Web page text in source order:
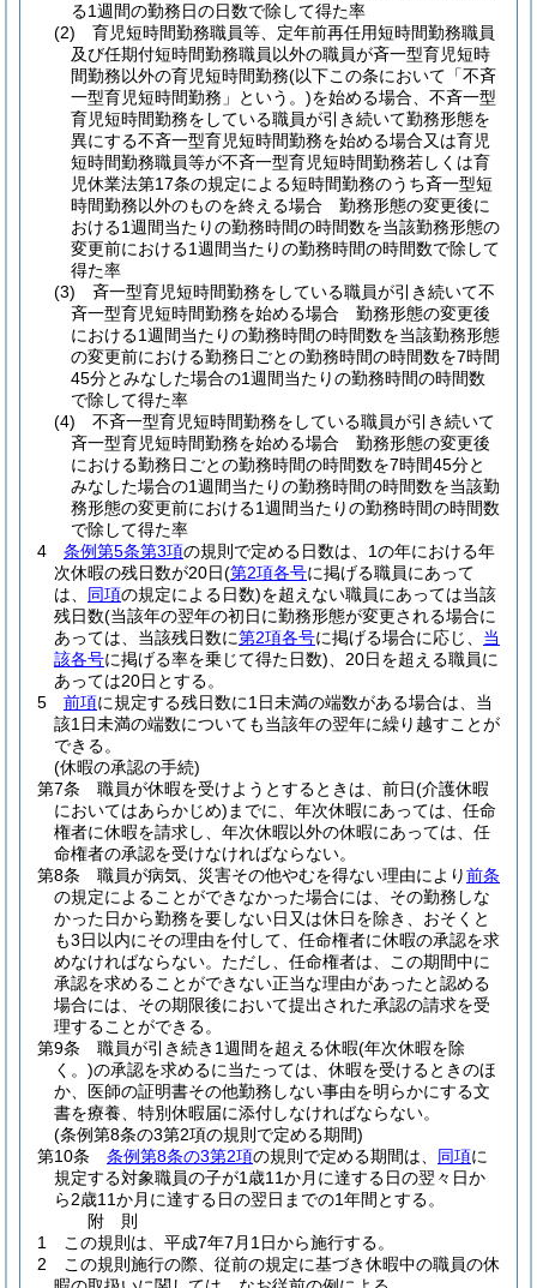
る1週間の勤務日の日数で除して得た率
(2)
育児短時間勤務職員等、定年前再任用短時間勤務職員
及び任期付短時間勤務職員以外の職員が斉一型育児短時
間勤務以外の育児短時間勤務(以下この条において「不斉
一型育児短時間勤務」という。)を始める場合、不斉一型
育児短時間勤務をしている職員が引き続いて勤務形態を
異にする不斉一型育児短時間勤務を始める場合又は育児
短時間勤務職員等が不斉一型育児短時間勤務若しくは育
児休業法第17条の規定による短時間勤務のうち斉一型短
時間勤務以外のものを終える場合 勤務形態の変更後に
おける1週間当たりの勤務時間の時間数を当該勤務形態の
変更前における1週間当たりの勤務時間の時間数で除して
得た率
(3)
斉一型育児短時間勤務をしている職員が引き続いて不
斉一型育児短時間勤務を始める場合 勤務形態の変更後
における1週間当たりの勤務時間の時間数を当該勤務形態
の変更前における勤務日ごとの勤務時間の時間数を7時間
45分とみなした場合の1週間当たりの勤務時間の時間数
で除して得た率
(4)
不斉一型育児短時間勤務をしている職員が引き続いて
斉一型育児短時間勤務を始める場合 勤務形態の変更後
における勤務日ごとの勤務時間の時間数を7時間45分と
みなした場合の1週間当たりの勤務時間の時間数を当該勤
務形態の変更前における1週間当たりの勤務時間の時間数
で除して得た率
4
条例第5条第3項の規則で定める日数は、1の年における年
次休暇の残日数が20日(第2項各号に掲げる職員にあって
は、 同項の規定による日数)を超えない職員にあっては当該
残日数(当該年の翌年の初日に勤務形態が変更される場合に
あっては、当該残日数に第2項各号に掲げる場合に応じ、 当
該各号に掲げる率を乗じて得た日数) 、20日を超える職員に
あっては20日とする。
5
前項に規定する残日数に1日未満の端数がある場合は、当
該1日未満の端数についても当該年の翌年に繰り越すことが
できる。
(休暇の承認の手続)
第7条
職員が休暇を受けようとするときは、前日(介護休暇
においてはあらかじめ) までに、年次休暇にあっては、任命
権者に休暇を請求し、年次休暇以外の休暇にあっては、任
命権者の承認を受けなければならない。
第8条
職員が病気、災害その他やむを得ない理由により前条
の規定によることができなかった場合には、その勤務しな
かった日から勤務を要しない日又は休日を除き、おそくと
も3日以内にその理由を付して、任命権者に休暇の承認を求
めなければならない。 ただし、任命権者は、この期間中に
承認を求めることができない正当な理由があったと認める
場合には、その期限後において提出された承認の請求を受
理することができる。
第9条
職員が引き続き1週間を超える休暇(年次休暇を除
く。)の承認を求めるに当たっては、休暇を受けるときのほ
か、医師の証明書その他勤務しない事由を明らかにする文
書を療養、特別休暇届に添付しなければならない。
(条例第8条の3第2項の規則で定める期間)
第10条
条例第8条の3第2項の規則で定める期間は、 同項に
規定する対象職員の子が1歳11か月に達する日の翌々日か
ら2歳11か月に達する日の翌日までの1年間とする。
附 則
1
この規則は、平成7年7月1日から施行する。
2
この規則施行の際、従前の規定に基づき休暇中の職員の休